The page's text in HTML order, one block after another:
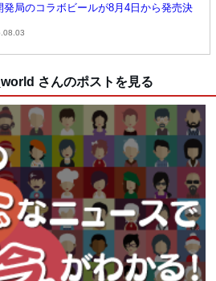
局のコラボビールが8月4日から発売決
さんのポストを見る